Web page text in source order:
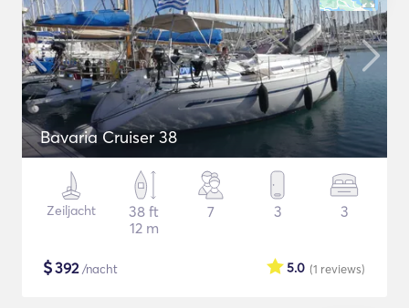
Bavaria Cruiser 38
Zeiljacht
38 ft
12 m
7 3 3
$392/nacht (1 reviews)
5.0